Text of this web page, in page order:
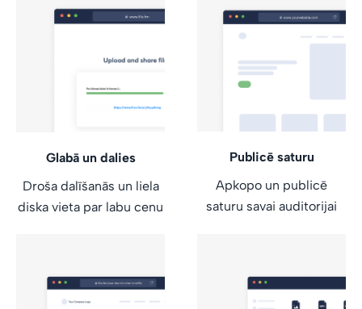
Glabā un dalies
Droša dalīšanās un liela
diska vieta par labu cenu
Publicē saturu
Apkopo un publicē
saturu savai auditorijai